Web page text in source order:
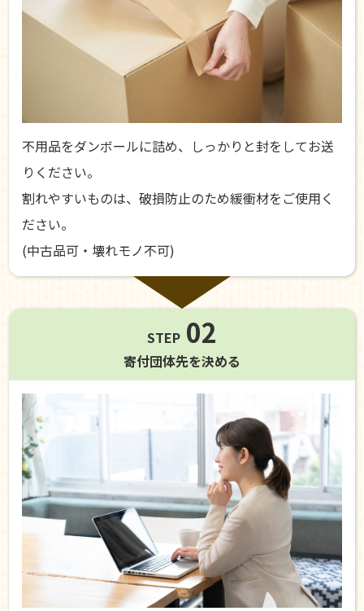
不用品をダンボールに詰め、しっかりと封をしてお送
りください。
割れやすいものは、破損防止のため緩衝材をご使用く
ださい。
(中古品可・壊れモノ不可)
STEP 02
寄付団体先を決める